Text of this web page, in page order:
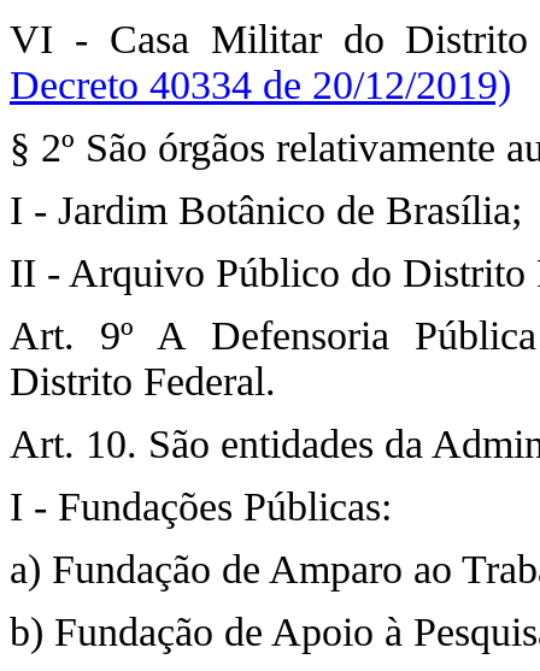
VI - Casa Militar do
Decreto 40334 de 20/12/2019)
§ 2º São órgãos relativamente
I - Jardim Botânico de Brasília;
II - Arquivo Público do Distrito
Art. 9º A Defensoria
Distrito Federal.
Art. 10. São entidades da
I - Fundações Públicas:
a) Fundação de Amparo ao
b) Fundação de Apoio à